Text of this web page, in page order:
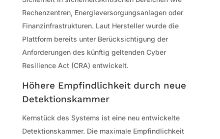
Rechenzentren, Energieversorgungsanlagen oder
Finanzinfrastrukturen. Laut Hersteller wurde die
Plattform bereits unter Berücksichtigung der
Anforderungen des künftig geltenden Cyber
Resilience Act (CRA) entwickelt.
Höhere Empfindlichkeit durch neue
Detektionskammer
Kernstück des Systems ist eine neu entwickelte
Detektionskammer. Die maximale Empfindlichkeit